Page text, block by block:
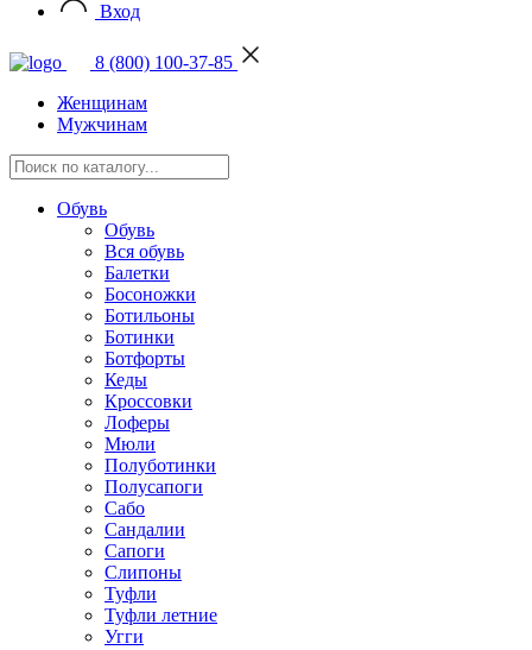
Вход
8 (800) 100-37-85
Женщинам
Мужчинам
Обувь
Обувь
Вся обувь
Балетки
Босоножки
Ботильоны
Ботинки
Ботфорты
Кеды
Кроссовки
Лоферы
Мюли
Полуботинки
Полусапоги
Сабо
Сандалии
Сапоги
Слипоны
Туфли
Туфли летние
Угги